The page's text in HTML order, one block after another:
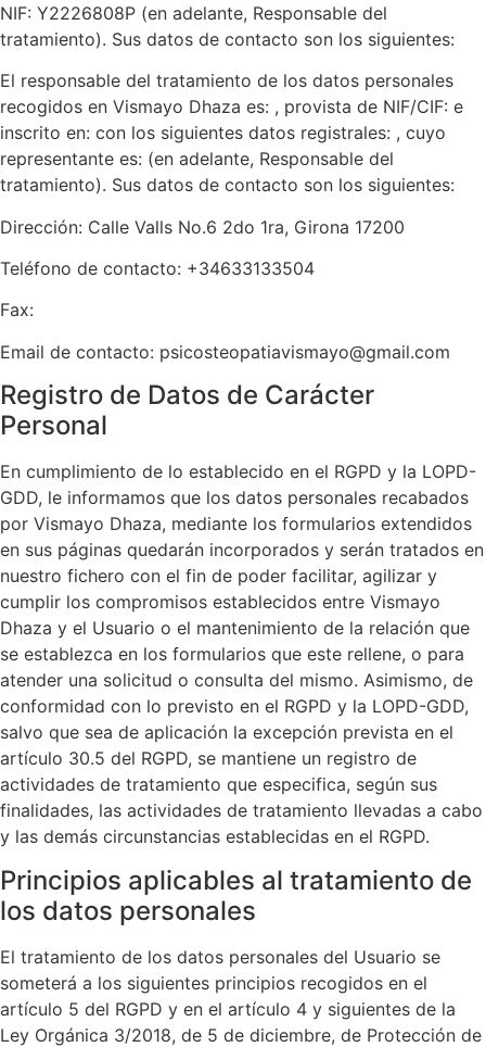
NIF: Y2226808P (en adelante, Responsable del
tratamiento). Sus datos de contacto son los siguientes:
El responsable del tratamiento de los datos personales
recogidos en Vismayo Dhaza es: , provista de NIF/CIF: e
inscrito en: con los siguientes datos registrales: , cuyo
representante es: (en adelante, Responsable del
tratamiento). Sus datos de contacto son los siguientes:
Dirección: Calle Valls No.6 2do 1ra, Girona 17200
Teléfono de contacto: +34633133504
Fax:
Email de contacto: psicosteopatiavismayo@gmail.com
Registro de Datos de Carácter
Personal
En cumplimiento de lo establecido en el RGPD y la LOPD-
GDD, le informamos que los datos personales recabados
por Vismayo Dhaza, mediante los formularios extendidos
en sus páginas quedarán incorporados y serán tratados en
nuestro fichero con el fin de poder facilitar, agilizar y
cumplir los compromisos establecidos entre Vismayo
Dhaza y el Usuario o el mantenimiento de la relación que
se establezca en los formularios que este rellene, o para
atender una solicitud o consulta del mismo. Asimismo, de
conformidad con lo previsto en el RGPD y la LOPD-GDD,
salvo que sea de aplicación la excepción prevista en el
artículo 30.5 del RGPD, se mantiene un registro de
actividades de tratamiento que especifica, según sus
finalidades, las actividades de tratamiento llevadas a cabo
y las demás circunstancias establecidas en el RGPD.
Principios aplicables al tratamiento de
los datos personales
El tratamiento de los datos personales del Usuario se
someterá a los siguientes principios recogidos en el
artículo 5 del RGPD y en el artículo 4 y siguientes de la
Ley Orgánica 3/2018, de 5 de diciembre, de Protección de